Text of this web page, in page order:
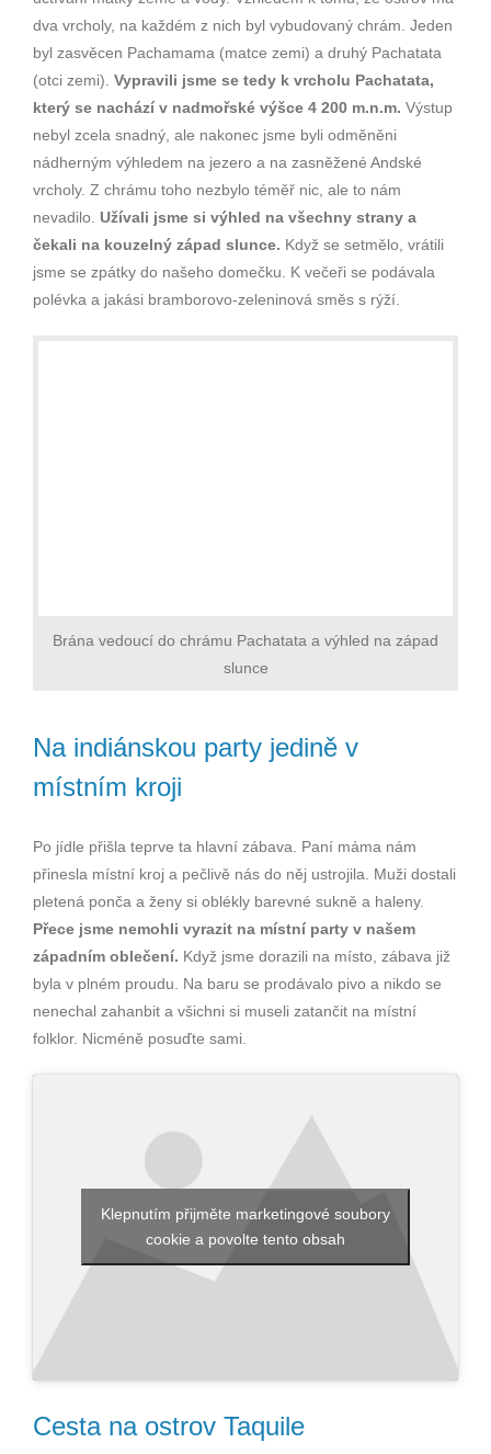
dva vrcholy, na každém z nich byl vybudovaný chrám. Jeden
byl zasvěcen Pachamama (matce zemi) a druhý Pachatata
(otci zemi). Vypravili jsme se tedy k vrcholu Pachatata,
který se nachází v nadmořské výšce 4 200 m.n.m. Výstup
nebyl zcela snadný, ale nakonec jsme byli odměněni
nádherným výhledem na jezero a na zasněžené Andské
vrcholy. Z chrámu toho nezbylo téměř nic, ale to nám
nevadilo.
Užívali jsme si výhled na všechny strany a
čekali na kouzelný západ slunce. Když se setmělo, vrátili
jsme se zpátky do našeho domečku. K večeři se podávala
polévka a jakási bramborovo-zeleninová směs s rýží.
Brána vedoucí do chrámu Pachatata a výhled na západ
slunce
Na indiánskou party jedině v
místním kroji
Po jídle přišla teprve ta hlavní zábava. Paní máma nám
přinesla místní kroj a pečlivě nás do něj ustrojila. Muži dostali
pletená ponča a ženy si oblékly barevné sukně a haleny.
Přece jsme nemohli vyrazit na místní party v našem
západním oblečení. Když jsme dorazili na místo, zábava již
byla v plném proudu. Na baru se prodávalo pivo a nikdo se
nenechal zahanbit a všichni si museli zatančit na místní
folklor. Nicméně posuďte sami.
Klepnutím přijměte marketingové soubory
cookie a povolte tento obsah
Cesta na ostrov Taquile